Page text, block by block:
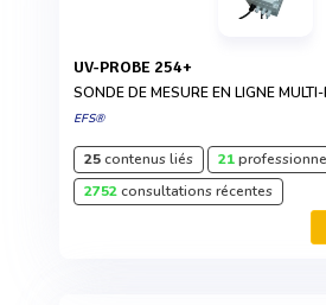
UV-PROBE 254+
SONDE DE MESURE EN LIGNE
EFS®
25contenus liés 21
2752consultations récentes